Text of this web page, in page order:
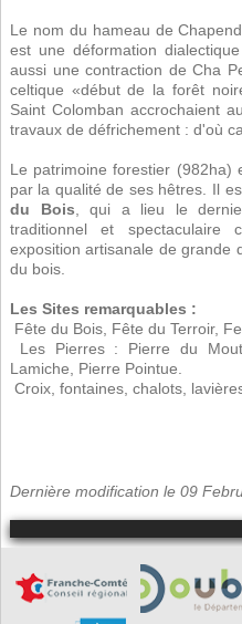
Le nom du hameau de
est une déformation
aussi une contraction de Cha
celtique «début de la forêt
Saint Colomban accrochaient
travaux de défrichement : d'où
Le patrimoine forestier (982ha)
par la qualité de ses hêtres. Il
du Bois , qui a lieu le
traditionnel et spectaculaire
exposition artisanale de grande
du bois.
Les Sites remarquables :
 Fête du Bois, Fête du Terroir,
 Les Pierres : Pierre du
Lamiche, Pierre Pointue.
 Croix, fontaines, chalots,
Dernière modification le 09